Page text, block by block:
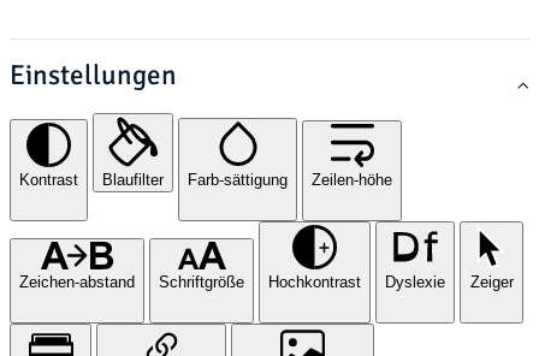
Einstellungen
Kontrast Blaufilter Farb-sättigung Zeilen-höhe
Zeichen-abstand Schriftgröße Hochkontrast Dyslexie Zeiger